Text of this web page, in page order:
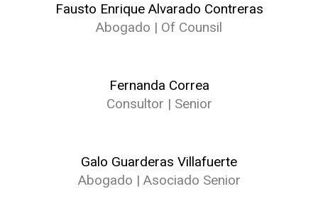
Fausto Enrique Alvarado Contreras
Abogado | Of Counsil
Fernanda Correa
Consultor | Senior
Galo Guarderas Villafuerte
Abogado | Asociado Senior